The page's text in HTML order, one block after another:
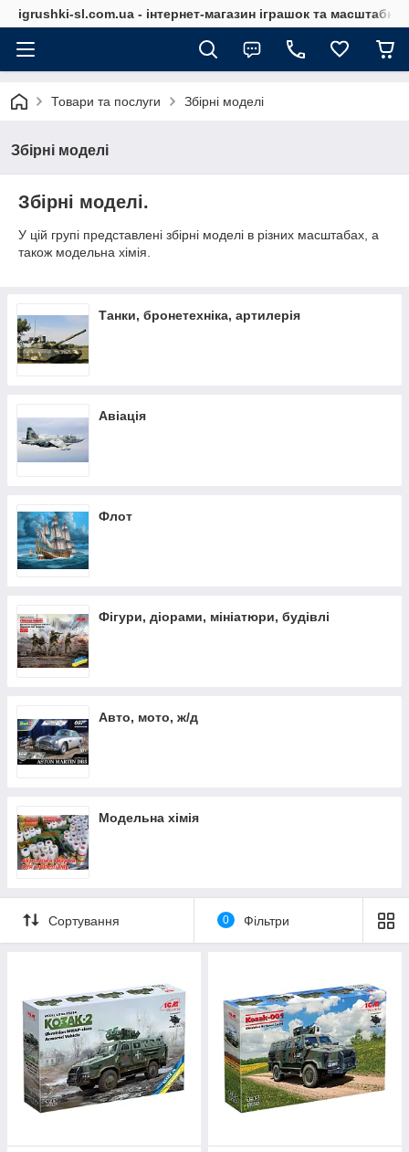
igrushki-sl.com.ua - інтернет-магазин іграшок та
Товари та послуги Збірні моделі
Збірні моделі
Збірні моделі.
У цій групі представлені збірні моделі в різних масштабах, а
також модельна хімія.
Танки, бронетехніка, артилерія
Авіація
Флот
Фігури, діорами, мініатюри, будівлі
Авто, мото, ж/д
Модельна хімія
Сортування 0 Фільтри